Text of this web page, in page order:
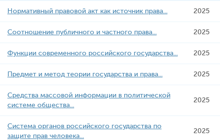
Нормативный правовой акт как источник права... 2025
Соотношение публичного и частного права... 2025
Функции современного российского государства... 2025
Предмет и метод теории государства и права... 2025
Средства массовой информации в политической
системе общества...
2025
Система органов российского государства по
защите прав человека...
2025